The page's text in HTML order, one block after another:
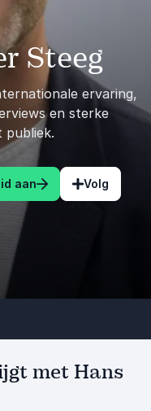
Steeg
ervaring,
en sterke
publiek.
aan Volg
met Hans